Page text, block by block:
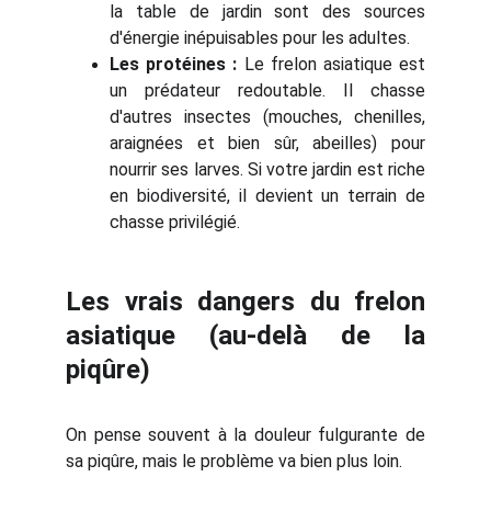
la table de jardin sont des sources
d'énergie inépuisables pour les adultes.
Les protéines : Le frelon asiatique est
un prédateur redoutable. Il chasse
d'autres insectes (mouches, chenilles,
araignées et bien sûr, abeilles) pour
nourrir ses larves. Si votre jardin est riche
en biodiversité, il devient un terrain de
chasse privilégié.
Les vrais dangers du frelon
asiatique (au-delà de la
piqûre)
On pense souvent à la douleur fulgurante de
sa piqûre, mais le problème va bien plus loin.